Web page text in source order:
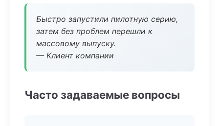
Быстро запустили пилотную серию,
затем без проблем перешли к
массовому выпуску.
— Клиент компании
Часто задаваемые вопросы